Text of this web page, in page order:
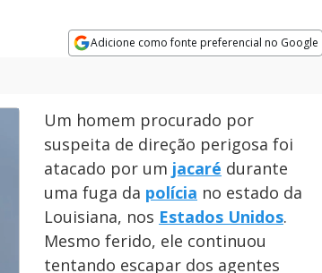
Adicione como fonte preferencial no Google
Um homem procurado por
suspeita de direção perigosa foi
atacado por um jacaré durante
uma fuga da polícia no estado da
Louisiana, nos Estados Unidos.
Mesmo ferido, ele continuou
tentando escapar dos agentes